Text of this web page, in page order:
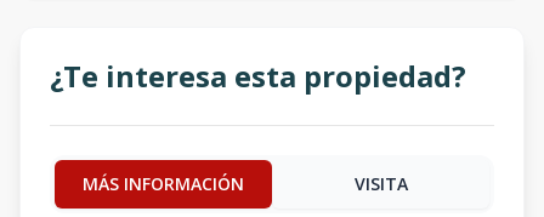
¿Te interesa esta propiedad?
MÁS INFORMACIÓN VISITA